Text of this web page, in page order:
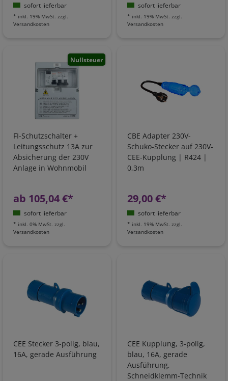
sofort lieferbar
* inkl. 19% MwSt. zzgl.
Versandkosten
sofort lieferbar
* inkl. 19% MwSt. zzgl.
Versandkosten
Nullsteuer
FI-Schutzschalter +
Leitungsschutz 13A zur
Absicherung der 230V
Anlage in Wohnmobil
ab 105,04 €*
sofort lieferbar
* inkl. 0% MwSt. zzgl.
Versandkosten
CBE Adapter 230V-
Schuko-Stecker auf 230V-
CEE-Kupplung | R424 |
0,3m
29,00 €*
sofort lieferbar
* inkl. 19% MwSt. zzgl.
Versandkosten
CEE Stecker 3-polig, blau,
16A, gerade Ausführung
CEE Kupplung, 3-polig,
blau, 16A, gerade
Ausführung,
Schneidklemm-Technik